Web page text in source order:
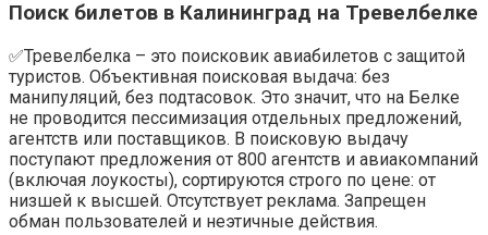
Поиск билетов в Калининград на Тревелбелке
✅Тревелбелка – это поисковик авиабилетов с защитой
туристов. Объективная поисковая выдача: без
манипуляций, без подтасовок. Это значит, что на Белке
не проводится пессимизация отдельных предложений,
агентств или поставщиков. В поисковую выдачу
поступают предложения от 800 агентств и авиакомпаний
(включая лоукосты), сортируются строго по цене: от
низшей к высшей. Отсутствует реклама. Запрещен
обман пользователей и неэтичные действия.